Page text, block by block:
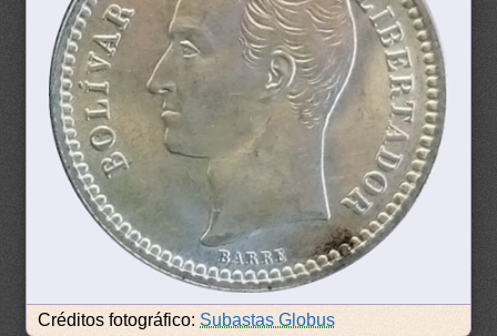
Créditos fotográfico: Subastas Globus